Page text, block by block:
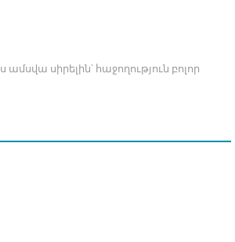
ամսվա սիրելին՝ հաջողություն բոլոր